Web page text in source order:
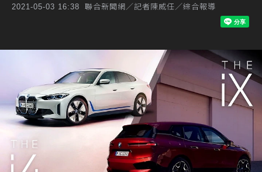
2021-05-03 16:38 聯合新聞網／記者陳威任／綜合報導